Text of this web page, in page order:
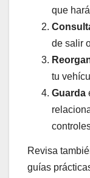
que
de salir
tu
Guarda
Revisa
guías